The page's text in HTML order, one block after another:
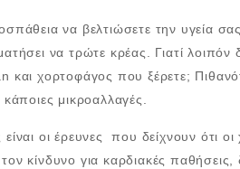
να βελτιώσετε την υγεία
να τρώτε κρέας. Γιατί
και χορτοφάγος που ξέρετε;
κάποιες μικροαλλαγές.
είναι οι έρευνες που δείχνουν ότι
κίνδυνο για καρδιακές